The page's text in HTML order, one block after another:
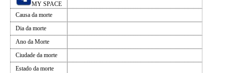
MY SPACE
Causa da morte
Dia da morte
Ano da Morte
Ciudade da morte
Estado da morte